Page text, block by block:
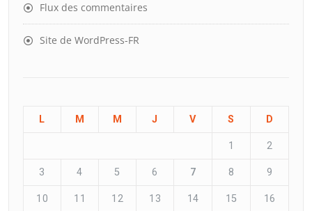
Flux des commentaires
Site de WordPress-FR
L M M J V S D
1 2
3 4 5 6 7 8 9
10 11 12 13 14 15 16